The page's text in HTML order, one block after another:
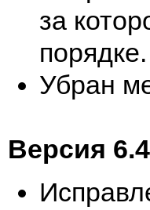
за
порядке.
Убран
Версия